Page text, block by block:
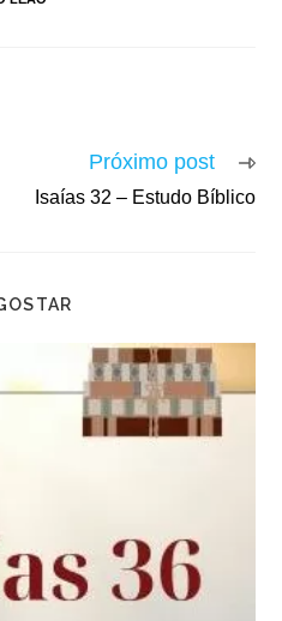
Próximo post
Isaías 32 – Estudo Bíblico